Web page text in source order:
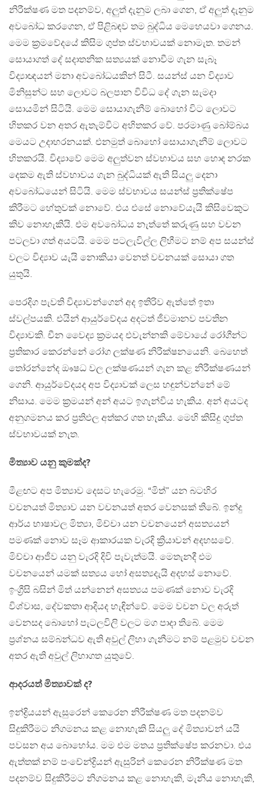
නිරීක්ෂණ මත පදනම්ව, අලුත් දැනුම ලබා ගෙන, ඒ අලුත් දැනුම
අවබෝධ කරගෙන, ඒ පිළිබඳව තම බුද්ධිය මෙහෙයවා ගෙනය.
මෙම ක්‍රමවේදයේ කිසිම ගුප්ත ස්වභාවයක් නොමැත. තමන්
සොයාගත් දේ සදාතනික සත්‍යයක් නොවීම ගැන සැබෑ
විද්‍යාඥයන් මනා අවබෝධයකින් සිටී. සයන්ස් යන විද්‍යාව
මිනිසුන්ට සහ ලොවට බලපාන විවිධ දේ ගැන සැමදා
සොයමින් සිටියි. මෙම සොයාගැනීම් බොහෝ විට ලොවට
හිතකර වන අතර ඇතැම්විට අහිතකර වේ. පරමාණු බෝම්බය
මෙයට උදාහරනයක්. එනමුත් බොහෝ සොයාගැනීම් ලොවට
හිතකරයි. විද්‍යාවේ මෙම අලුත්වන ස්වභාවය සහ හොඳ නරක
දෙකම ඇති ස්වභාවය ගැන බුද්ධියක් ඇති සියලු දෙනා
අවබෝධයෙන් සිටියි. මෙම ස්වභාවය සයන්ස් ප්‍රතික්ෂේප
කිරීමට හේතුවක් නොවේ. එය එසේ නොවේයැයි කිසිවෙකුට
කිව නොහැකියි. එම අවබෝධය නැත්තේ කරුණු සහ වචන
පටලවා ගත් අයටයි. මෙම පටලැවිල්ල ලිහීමට නම් අප සයන්ස්
වලට විද්‍යාව යැයි නොකියා වෙනත් වචනයක් සොයා ගත
යුතුයි.
පෙරදිග පැවති විද්‍යාවන්ගෙන් අද ඉතිරිව ඇත්තේ ඉතා
ස්වල්පයකි. එයින් ආයුර්වේදය අදටත් ජීවමානව පවතින
විද්‍යාවකි. චීන වෛද්‍ය ක්‍රමයද එවැන්නකි මේවායේ රෝගීන්ට
ප්‍රතිකාර කෙරන්නේ රෝග ලක්ෂණ නිරීක්ෂනයෙනි. බෙහෙත්
තෝරන්නේද ඖෂධ වල ලක්ෂණයන් ගැන කළ නිරීක්ෂණයන්
ගෙනි. ආයුර්වේදයද අප විද්‍යාවක් ලෙස හඳුන්වන්නේ මේ
නිසාය. මෙම ක්‍රමයන් අන් අයට ඉගැන්විය හැකිය. අන් අයටද
අනුගමනය කර ප්‍රතිඵල අත්කර ගත හැකිය. මෙහි කිසිදු ගුප්ත
ස්වභාවයක් නැත.
මිත්‍යාව යනු කුමක්ද?
මීළඟට අප මිත්‍යාව දෙසට හැරෙමු. “මිත්” යන බටහිර
වචනයත් මිත්‍යාව යන වචනයත් අතර වෙනසක් තිබේ. ඉන්දු
ආර්ය භාෂාවල මිත්‍යා, මිච්චා යන වචනයෙන් අසත්‍යයන්
පමණක් නොව සෑම ආකාරයක වැරදි ක්‍රියාවන් අදහසවේ.
මිච්චා ආජීව යනු වැරදි දිවි පැවැත්මයි. මෙතැනදී එම
වචනයෙන් යමක් සත්‍යය හෝ අසත්‍යදැයි අදහස් නොවේ.
ඉංග්‍රීසි බසින් මිත් යන්නෙන් අසත්‍යය පමණක් නොව වැරදි
විශ්වාස, දේවකතා ආදියද හැඳින්වේ. මෙම වචන වල අරුත්
වෙනසද බොහෝ පැටලවිලි වලට මග පාදා තිබේ. මෙම
ප්‍රශ්නය සම්බන්ධව ඇති අවුල් ලිහා ගැනීමට නම් පළමුව වචන
අතර ඇති අවුල් ලිහාගත යුතුවේ.
ආදරයත් මිත්‍යාවක් ද?
ඉන්ද්‍රියයන් ඇසුරෙන් කෙරෙන නිරීක්ෂණ මත පදනම්ව
සිදුකිරීමට නිගමනය කළ නොහැකි සියලු දේ මිත්‍යාවන් යයි
පවසන අය බොහෝය. මම එම මතය ප්‍රතික්ෂේප කරනවා. එය
ඇත්තක් නම් පංචේන්ද්‍රියන් ඇසුරින් කෙරෙන නිරීක්ෂණ මත
පදනම්ව සිදුකිරීමට නිගමනය කළ නොහැකි, මැනිය නොහැකි,